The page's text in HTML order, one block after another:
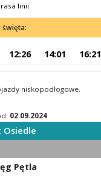
Open Payment System
Sklep internetowy
Inne
linii
święta:
12:26 14:01 16:21
niskopodłogowe.
02.09.2024
Osiedle
Pętla